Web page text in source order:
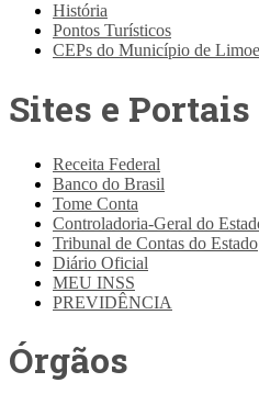
História
Pontos Turísticos
CEPs do Município de
Sites e Portais
Receita Federal
Banco do Brasil
Tome Conta
Controladoria-Geral do
Tribunal de Contas do Estado
Diário Oficial
MEU INSS
PREVIDÊNCIA
Órgãos